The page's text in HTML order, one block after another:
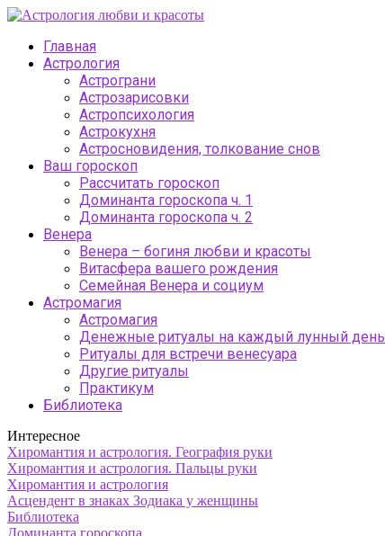
Главная
Астрология
Астрограни
Астрозарисовки
Астропсихология
Астрокухня
Астросновидения, толкование снов
Ваш гороскоп
Рассчитать гороскоп
Доминанта гороскопа ч. 1
Доминанта гороскопа ч. 2
Венера
Венера – богиня любви и красоты
Витасфера вашего рождения
Семейная Венера и социум
Астромагия
Астромагия
Денежные ритуалы на каждый лунный день
Ритуалы для встречи венесуара
Другие ритуалы
Практикум
Библиотека
Интересное
Хиромантия и астрология. География руки
Хиромантия и астрология. Пальцы руки
Хиромантия и астрология
Асцендент в знаках Зодиака у женщины
Библиотека
Доминанта гороскопа